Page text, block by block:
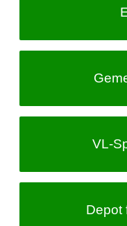
VL-
Depot